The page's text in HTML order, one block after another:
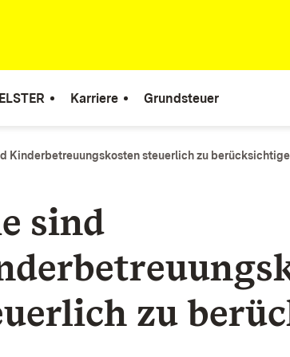
ELSTER Karriere Grundsteuer
Kinderbetreuungskosten steuerlich zu
sind
zu